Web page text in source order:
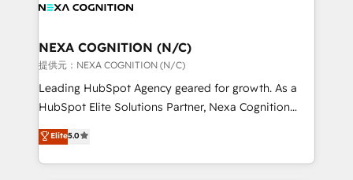
all businesses, from start-up to Enterprise, and have
the world. Our human approach to digital
transformation is designed for businesses who want
to grow. And we're passionate about APAC
businesses leading the world in technology, agility
record migrating businesses from CRM & Marketing
Platforms such as Salesforce, Dynamics, Pipedrive,
NEXA COGNITION (N/C)
提供元：NEXA COGNITION (N/C)
Leading HubSpot Agency geared for growth. As a
HubSpot Elite Solutions Partner, Nexa Cognition
ranks in the top 1% of global HubSpot Partners and
has been one of the longest-standing partners since
2012. We empower businesses to harness the full
Elite5.0